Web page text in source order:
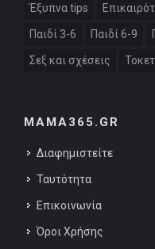
Έξυπνα tips
Παιδί 3-6 Παιδί 6-9
Σεξ και σχέσεις
MAMA365.GR
Διαφημιστείτε
Ταυτότητα
Επικοινωνία
Όροι Χρήσης